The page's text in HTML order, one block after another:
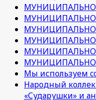
Мы используем
Народный
«Сударушки» и